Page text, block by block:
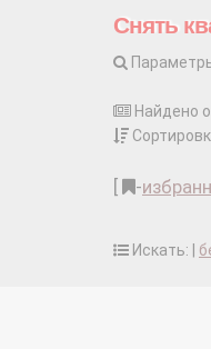
Снять
Найдено
-
Искать: |